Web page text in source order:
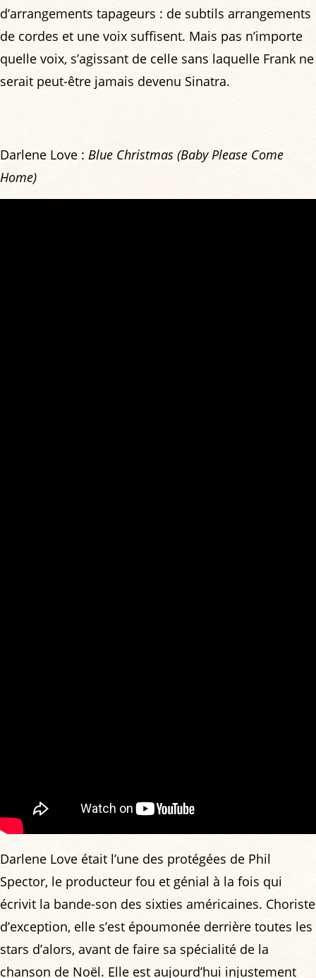
d’arrangements tapageurs : de subtils arrangements
de cordes et une voix suffisent. Mais pas n’importe
quelle voix, s’agissant de celle sans laquelle Frank ne
serait peut-être jamais devenu Sinatra.
Darlene Love : Blue Christmas (Baby Please Come
Home)
Darlene Love était l’une des protégées de Phil
Spector, le producteur fou et génial à la fois qui
écrivit la bande-son des sixties américaines. Choriste
d’exception, elle s’est époumonée derrière toutes les
stars d’alors, avant de faire sa spécialité de la
chanson de Noël. Elle est aujourd’hui injustement